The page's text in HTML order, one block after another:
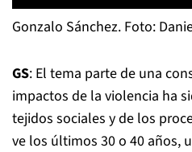
Gonzalo Sánchez. Foto:
GS: El tema parte de una
impactos de la violencia ha
tejidos sociales y de los
ve los últimos 30 o 40 años,